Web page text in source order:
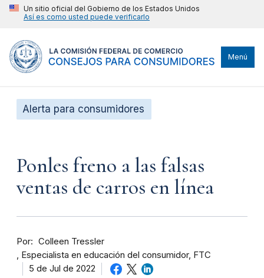
Un sitio oficial del Gobierno de los Estados Unidos
Así es como usted puede verificarlo
Menú
Alerta para consumidores
Ponles freno a las falsas
ventas de carros en línea
Por
Colleen Tressler
Especialista en educación del consumidor, FTC
5 de Jul de 2022